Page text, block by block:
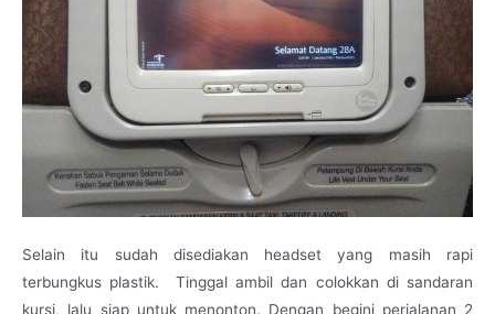
Selain itu sudah disediakan headset yang masih rapi
terbungkus plastik. Tinggal ambil dan colokkan di sandaran
kursi, lalu siap untuk menonton. Dengan begini perjalanan 2